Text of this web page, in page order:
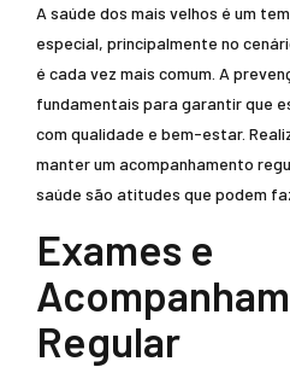
A saúde dos mais velhos é um
especial, principalmente no
é cada vez mais comum. A
fundamentais para garantir que
com qualidade e bem-estar.
manter um acompanhamento
saúde são atitudes que podem
Exames e
Regular